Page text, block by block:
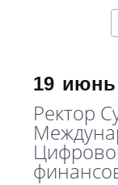
19 июнь
Ректор